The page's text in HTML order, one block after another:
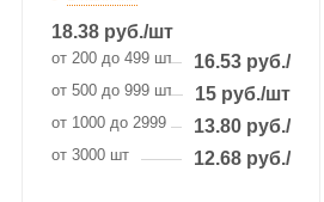
18.38 руб./шт
от 200 до 499 шт 16.53руб./шт
от 500 до 999 шт 15руб./шт
от 1000 до 2999 шт 13.80руб./шт
от 3000 шт 12.68руб./шт